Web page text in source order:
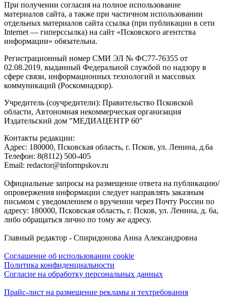
При получении согласия на полное использование
материалов сайта, а также при частичном использовании
отдельных материалов сайта ссылка (при публикации в сети
Internet — гиперссылка) на сайт «Псковского агентства
информации» обязательна.
Регистрационный номер СМИ ЭЛ № ФС77-76355 от
02.08.2019, выданный Федеральной службой по надзору в
сфере связи, информационных технологий и массовых
коммуникаций (Роскомнадзор).
Учредитель (соучредители): Правительство Псковской
области, Автономная некоммерческая организация
Издательский дом "МЕДИАЦЕНТР 60"
Контакты редакции:
Адреc: 180000, Псковская область, г. Псков, ул. Ленина, д.6а
Телефон: 8(8112) 500-405
Email: redactor@informpskov.ru
Официальные запросы на размещение ответа на публикацию/
опровержения информации следует направлять заказным
письмом с уведомлением о вручении через Почту России по
адресу: 180000, Псковская область, г. Псков, ул. Ленина, д. 6а,
либо обращаться лично по тому же адресу.
Главный редактор - Спиридонова Анна Александровна
Соглашение об использовании cookie
Политика конфиденциальности
Согласие на обработку персональных данных
Прайс-лист на размещение рекламы и техтребования